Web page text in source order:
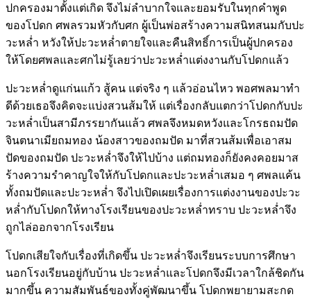
ปกครองมาตั้งแต่เกิด จึงไม่ลำบากใจและยอมรับในทุกคำพูด
ของโปดก ศพลรวมหัวกับศก ผู้เป็นพ่อสร้างความสนิทสนมกับปะ
วะหล่ำ หวังให้ปะวะหล่ำตายใจและคืนสิทธิ์การเป็นผู้ปกครอง
ให้โดยศพลและศกไม่รู้เลยว่าปะวะหล่ำแต่งงานกับโปดกแล้ว
ปะวะหล่ำดูแก่นแก้ว สู้คน แต่จริง ๆ แล้วอ่อนไหว พอศพลมาทำ
ดีด้วยเธอจึงคิดจะแบ่งสวนส้มให้ แต่เรื่องกลับแตกว่าโปดกกับปะ
วะหล่ำเป็นสามีภรรยากันแล้ว ศพลจึงหมดหวังและโกรธถมปัด
จินตนาเมียถมทอง น้องสาวของถมปัด มาที่สวนส้มเพื่อเอาสม
ปัดของถมปัด ปะวะหล่ำจึงให้ไปบ้าง แต่ถมทองก็ยังคงคอยมาส
ร้างความรำคาญใจให้กับโปดกและปะวะหล่ำเสมอ ๆ ศพลแค้น
ทั้งถมปัดและปะวะหล่ำ จึงไปเปิดเผยเรื่องการแต่งงานของปะวะ
หล่ำกับโปดกให้ทางโรงเรียนของปะวะหล่ำทราบ ปะวะหล่ำจึง
ถูกไล่ออกจากโรงเรียน
โปดกเสียใจกับเรื่องที่เกิดขึ้น ปะวะหล่ำจึงเรียนระบบการศึกษา
นอกโรงเรียนอยู่กับบ้าน ปะวะหล่ำและโปดกจึงมีเวลาใกล้ชิดกัน
มากขึ้น ความสัมพันธ์ของทั้งคู่พัฒนาขึ้น โปดกพยายามสะกด